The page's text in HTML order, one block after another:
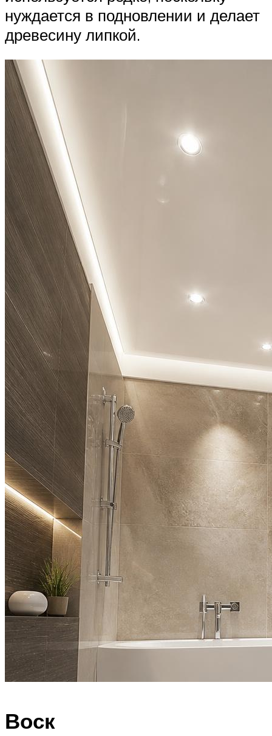
нуждается в подновлении и делает
древесину липкой.
Воск